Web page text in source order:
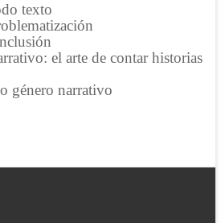
texto
el arte de contar historias
género narrativo